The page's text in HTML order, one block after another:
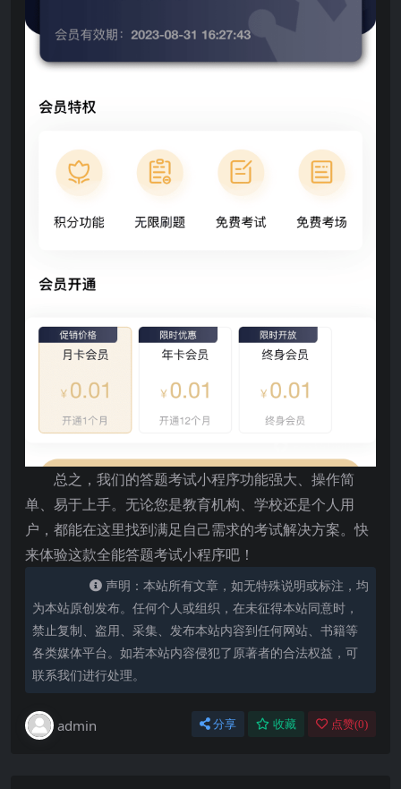
总之，我们的答题考试小程序功能强大、操作简
单、易于上手。无论您是教育机构、学校还是个人用
户，都能在这里找到满足自己需求的考试解决方案。快
来体验这款全能答题考试小程序吧！
声明：本站所有文章，如无特殊说明或标注，均
为本站原创发布。任何个人或组织，在未征得本站同意时，
禁止复制、盗用、采集、发布本站内容到任何网站、书籍等
各类媒体平台。如若本站内容侵犯了原著者的合法权益，可
联系我们进行处理。
admin 分享 收藏 点赞(0)